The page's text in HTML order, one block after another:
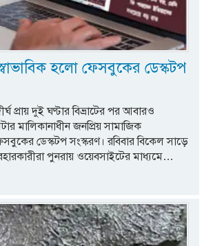
হলো ফেসবুকের ডেস্কটপ
প্রায় দুই ঘণ্টার বিভ্রাটের পর আবারও
মালিকানাধীন জনপ্রিয় সামাজিক
ডেস্কটপ সংস্করণ। রবিবার বিকেল সাড়ে
পুনরায় ওয়েবসাইটের মাধ্যমে…